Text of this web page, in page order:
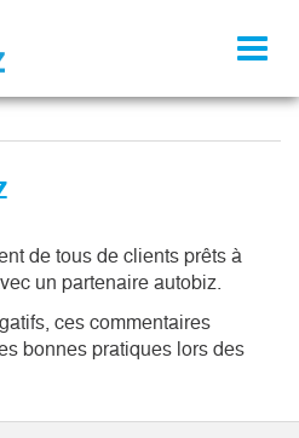
de tous de clients prêts à
un partenaire autobiz.
ces commentaires
bonnes pratiques lors des